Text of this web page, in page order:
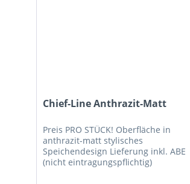
Chief-Line Anthrazit-Matt
Preis PRO STÜCK! Oberfläche in
anthrazit-matt stylisches
Speichendesign Lieferung inkl. ABE
(nicht eintragungspflichtig)